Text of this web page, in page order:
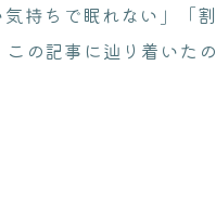
持ちで眠れない」「割
の記事に辿り着いたの